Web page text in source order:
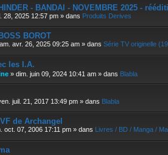
- BANDAI - NOVEMBRE 2025 -
28, 2025 12:57 pm » dans Produits Derives
BOROT
avr. 26, 2025 09:25 am » dans Série TV originelle
les I.A.
» dim. juin 09, 2024 10:41 am » dans Blabla
juil. 21, 2017 13:49 pm » dans Blabla
de Archangel
oct. 07, 2006 17:11 pm » dans Livres / BD / Manga /